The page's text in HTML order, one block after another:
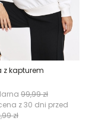
z kapturem
99,99 zł
z 30 dni przed
zł